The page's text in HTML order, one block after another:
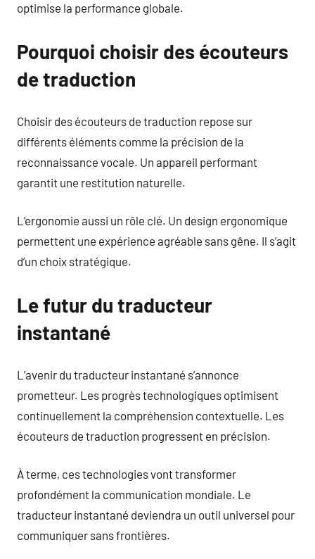
optimise la performance globale.
Pourquoi choisir des écouteurs
de traduction
Choisir des écouteurs de traduction repose sur
différents éléments comme la précision de la
reconnaissance vocale. Un appareil performant
garantit une restitution naturelle.
L’ergonomie aussi un rôle clé. Un design ergonomique
permettent une expérience agréable sans gêne. Il s’agit
d’un choix stratégique.
Le futur du traducteur
instantané
L’avenir du traducteur instantané s’annonce
prometteur. Les progrès technologiques optimisent
continuellement la compréhension contextuelle. Les
écouteurs de traduction progressent en précision.
À terme, ces technologies vont transformer
profondément la communication mondiale. Le
traducteur instantané deviendra un outil universel pour
communiquer sans frontières.